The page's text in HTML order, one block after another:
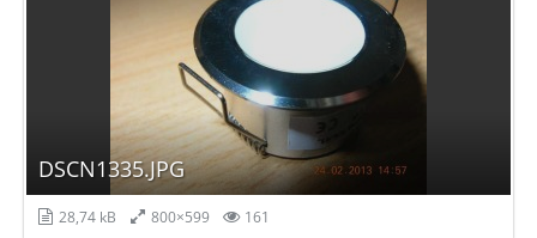
DSCN1335.JPG
28,74 kB 800×599 161